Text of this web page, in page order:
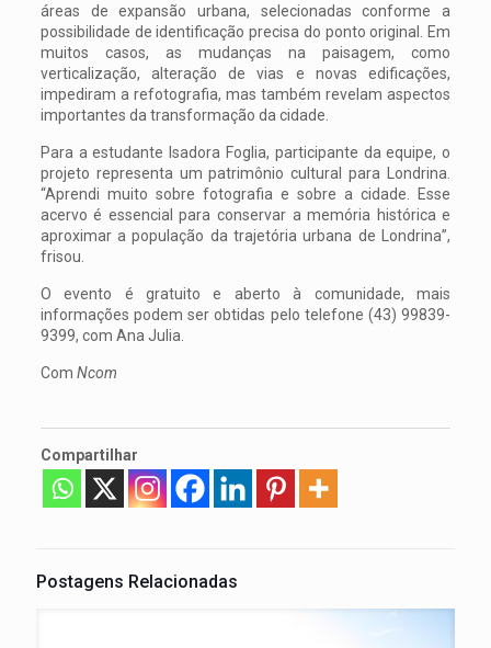
áreas de expansão urbana, selecionadas conforme a
possibilidade de identificação precisa do ponto original. Em
muitos casos, as mudanças na paisagem, como
verticalização, alteração de vias e novas edificações,
impediram a refotografia, mas também revelam aspectos
importantes da transformação da cidade.
Para a estudante Isadora Foglia, participante da equipe, o
projeto representa um patrimônio cultural para Londrina.
“Aprendi muito sobre fotografia e sobre a cidade. Esse
acervo é essencial para conservar a memória histórica e
aproximar a população da trajetória urbana de Londrina”,
frisou.
O evento é gratuito e aberto à comunidade, mais
informações podem ser obtidas pelo telefone (43) 99839-
9399, com Ana Julia.
Com Ncom
Compartilhar
Postagens Relacionadas